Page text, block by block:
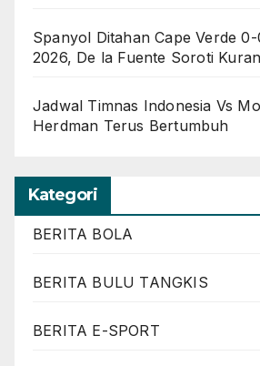
Spanyol Ditahan Cape Verde
2026, De la Fuente Soroti
Jadwal Timnas Indonesia Vs
Herdman Terus Bertumbuh
Kategori
BERITA BOLA
BERITA BULU TANGKIS
BERITA E-SPORT